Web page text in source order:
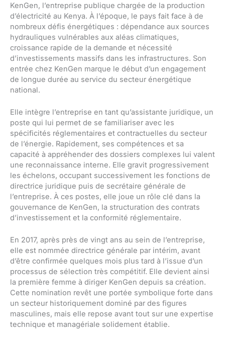
KenGen, l’entreprise publique chargée de la production
d’électricité au Kenya. À l’époque, le pays fait face à de
nombreux défis énergétiques : dépendance aux sources
hydrauliques vulnérables aux aléas climatiques,
croissance rapide de la demande et nécessité
d’investissements massifs dans les infrastructures. Son
entrée chez KenGen marque le début d’un engagement
de longue durée au service du secteur énergétique
national.
Elle intègre l’entreprise en tant qu’assistante juridique, un
poste qui lui permet de se familiariser avec les
spécificités réglementaires et contractuelles du secteur
de l’énergie. Rapidement, ses compétences et sa
capacité à appréhender des dossiers complexes lui valent
une reconnaissance interne. Elle gravit progressivement
les échelons, occupant successivement les fonctions de
directrice juridique puis de secrétaire générale de
l’entreprise. À ces postes, elle joue un rôle clé dans la
gouvernance de KenGen, la structuration des contrats
d’investissement et la conformité réglementaire.
En 2017, après près de vingt ans au sein de l’entreprise,
elle est nommée directrice générale par intérim, avant
d’être confirmée quelques mois plus tard à l’issue d’un
processus de sélection très compétitif. Elle devient ainsi
la première femme à diriger KenGen depuis sa création.
Cette nomination revêt une portée symbolique forte dans
un secteur historiquement dominé par des figures
masculines, mais elle repose avant tout sur une expertise
technique et managériale solidement établie.